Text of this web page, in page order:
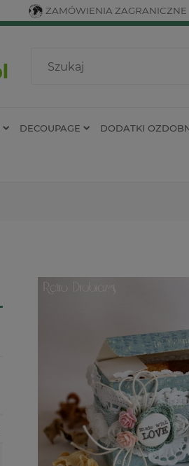
ZAMÓWIENIA ZAGRANICZNE
DECOUPAGE DODATKI